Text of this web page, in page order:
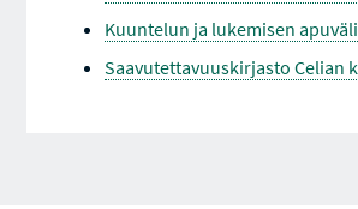
Kuuntelun ja lukemisen
Saavutettavuuskirjasto Celian